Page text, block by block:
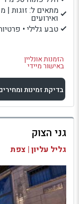
ואירועים
טבע גלילי •
הזמנות אונליין
באישור מיידי
בדיקת זמינות
למתחם זה
בדיקת זמינות ומחירים
גני הצוק
גליל עליון | צפת